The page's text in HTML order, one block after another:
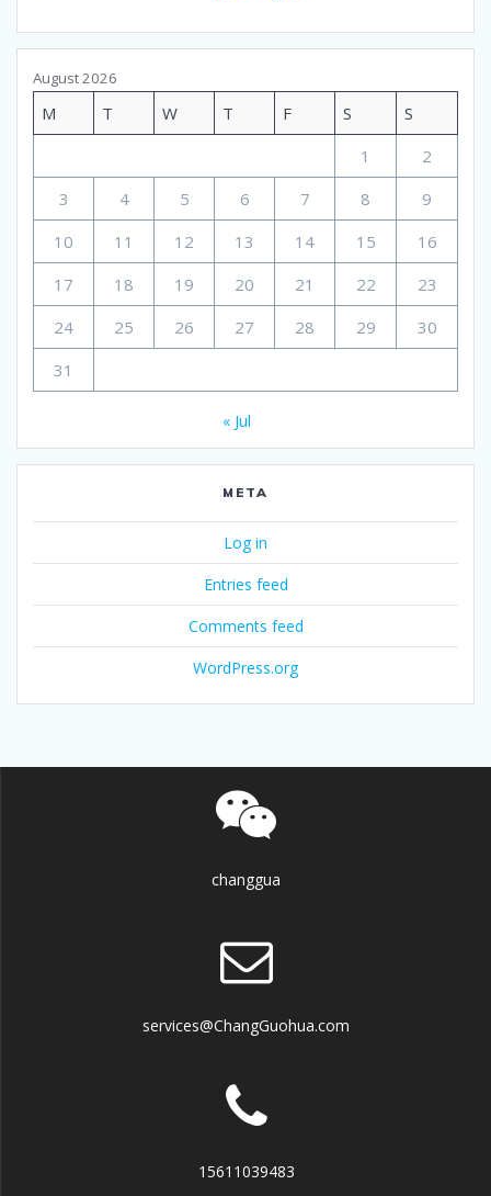
August 2026
M T W T F S
S
1
2
3
4 5 6 7 8
9
10
11 12 13 14 15
16
17
18 19 20 21 22
23
24
25 26 27 28 29
30
31
« Jul
META
Log in
Entries feed
Comments feed
WordPress.org
changgua
services@ChangGuohua.com
15611039483